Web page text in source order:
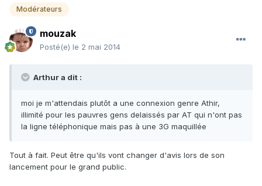
Modérateurs
mouzak
Posté(e) le 2 mai 2014
Arthur a dit :
moi je m'attendais plutôt a une connexion genre Athir,
illimité pour les pauvres gens delaissés par AT qui n'ont pas
la ligne téléphonique mais pas à une 3G maquillée
Tout à fait. Peut être qu'ils vont changer d'avis lors de son
lancement pour le grand public.